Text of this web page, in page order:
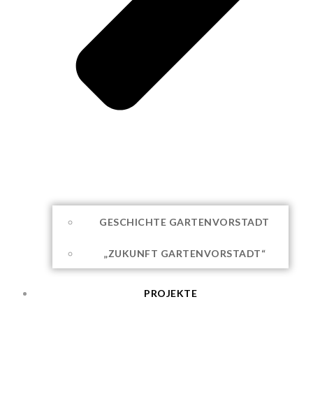
GESCHICHTE GARTENVORSTADT
„ZUKUNFT GARTENVORSTADT“
PROJEKTE